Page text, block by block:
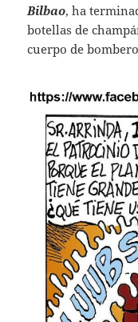
Bilbao, ha
botellas de
cuerpo de